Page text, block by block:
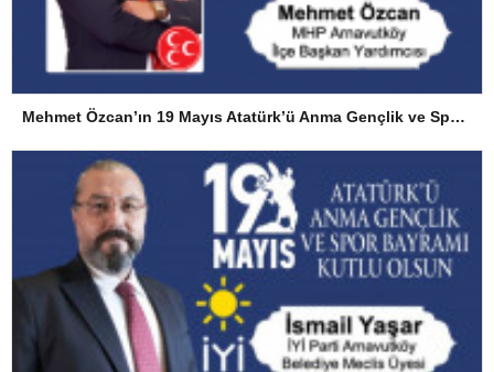
Mehmet Özcan’ın 19 Mayıs Atatürk’ü Anma Gençlik ve Spor Bayramı Mesajı